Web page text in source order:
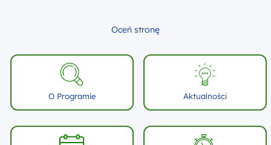
Oceń stronę
O Programie Aktualności